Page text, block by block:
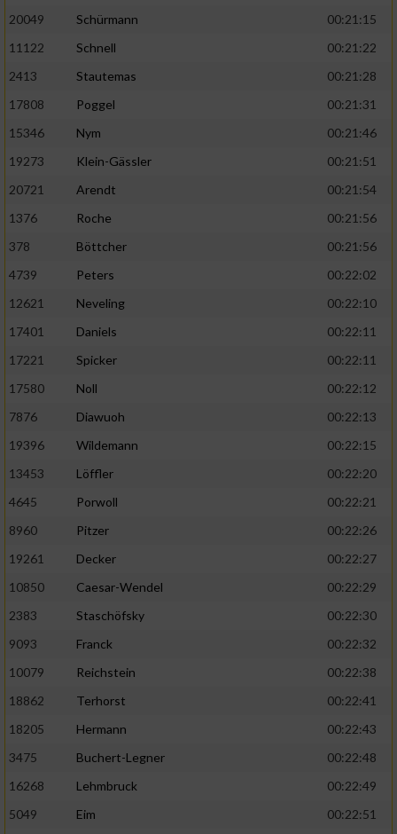
20049
Schürmann
00:21:15
11122
Schnell
00:21:22
2413
Stautemas
00:21:28
17808
Poggel
00:21:31
15346
Nym
00:21:46
19273
Klein-Gässler
00:21:51
20721
Arendt
00:21:54
1376
Roche
00:21:56
378
Böttcher
00:21:56
4739
Peters
00:22:02
12621
Neveling
00:22:10
17401
Daniels
00:22:11
17221
Spicker
00:22:11
17580
Noll
00:22:12
7876
Diawuoh
00:22:13
19396
Wildemann
00:22:15
13453
Löffler
00:22:20
4645
Porwoll
00:22:21
8960
Pitzer
00:22:26
19261
Decker
00:22:27
10850
Caesar-Wendel
00:22:29
2383
Staschöfsky
00:22:30
9093
Franck
00:22:32
10079
Reichstein
00:22:38
18862
Terhorst
00:22:41
18205
Hermann
00:22:43
3475
Buchert-Legner
00:22:48
16268
Lehmbruck
00:22:49
5049
Eim
00:22:51